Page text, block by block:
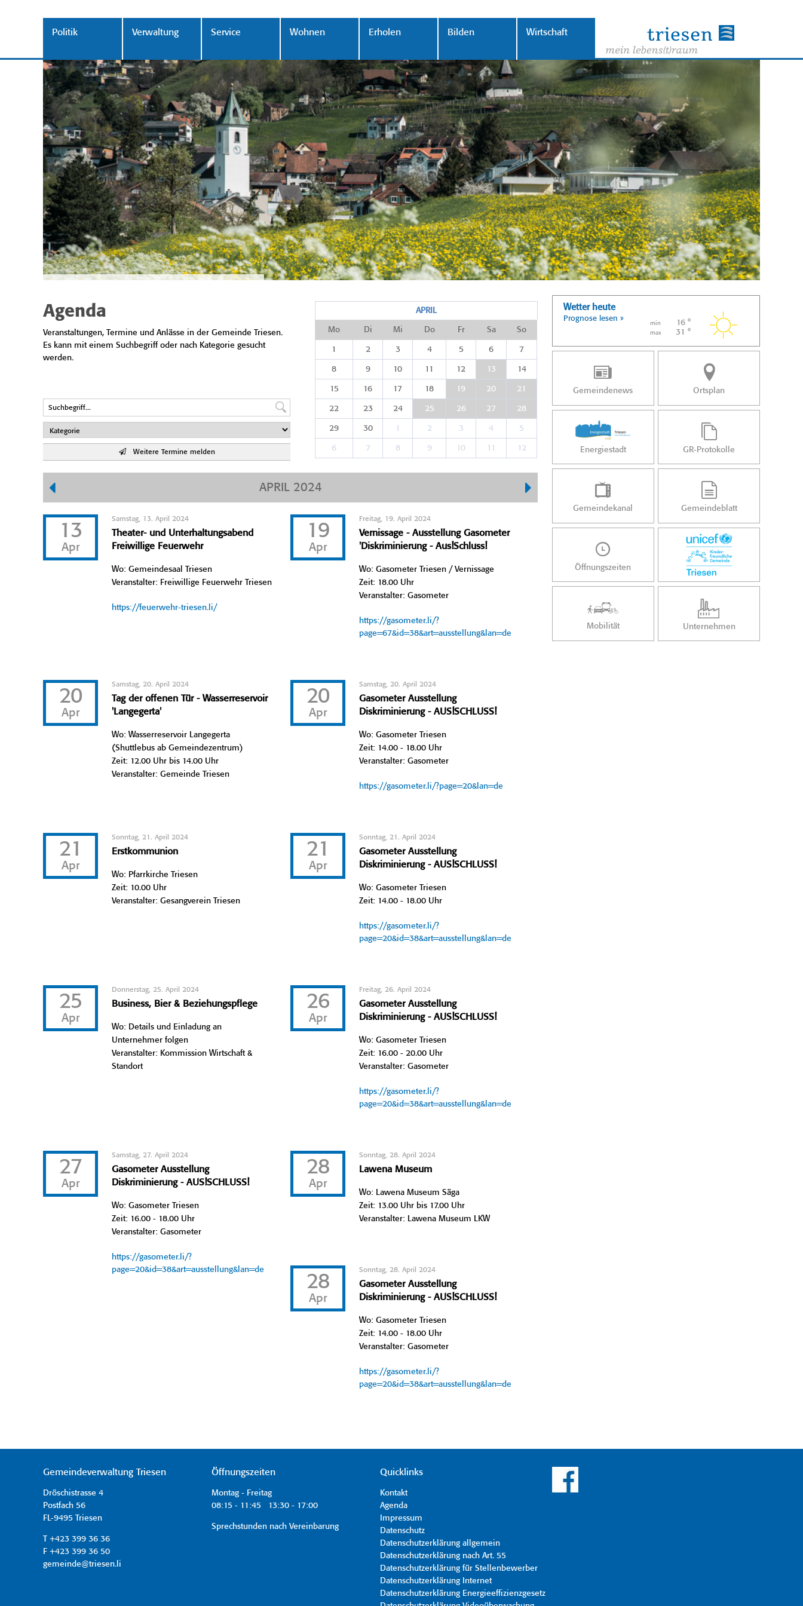
Politik Verwaltung Service Wohnen Erholen Bilden Wirtschaft
Agenda
Veranstaltungen, Termine und Anlässe in der Gemeinde Triesen.
Es kann mit einem Suchbegriff oder nach Kategorie gesucht
werden.
Weitere Termine melden
APRIL
Mo Di Mi Do Fr Sa So
1 2 3 4 5 6 7
8 9 10 11 12 13 14
15 16 17 18 19 20 21
22 23 24 25 26 27 28
29 30 1 2 3 4 5
6 7 8 9 10 11 12
APRIL 2024
13
Apr
Samstag, 13. April 2024
Theater- und Unterhaltungsabend
Freiwillige Feuerwehr
Wo: Gemeindesaal Triesen
Veranstalter: Freiwillige Feuerwehr Triesen
https://feuerwehr-triesen.li/
19
Apr
Freitag, 19. April 2024
Vernissage - Ausstellung Gasometer
'Diskriminierung - Aus!Schluss!
Wo: Gasometer Triesen / Vernissage
Zeit: 18.00 Uhr
Veranstalter: Gasometer
https://gasometer.li/?
page=67&id=38&art=ausstellung&lan=de
20
Apr
Samstag, 20. April 2024
Tag der offenen Tür - Wasserreservoir
'Langegerta'
Wo: Wasserreservoir Langegerta
(Shuttlebus ab Gemeindezentrum)
Zeit: 12.00 Uhr bis 14.00 Uhr
Veranstalter: Gemeinde Triesen
20
Apr
Samstag, 20. April 2024
Gasometer Ausstellung
Diskriminierung - AUS!SCHLUSS!
Wo: Gasometer Triesen
Zeit: 14.00 - 18.00 Uhr
Veranstalter: Gasometer
https://gasometer.li/?page=20&lan=de
21
Apr
Sonntag, 21. April 2024
Erstkommunion
Wo: Pfarrkirche Triesen
Zeit: 10.00 Uhr
Veranstalter: Gesangverein Triesen
21
Apr
Sonntag, 21. April 2024
Gasometer Ausstellung
Diskriminierung - AUS!SCHLUSS!
Wo: Gasometer Triesen
Zeit: 14.00 - 18.00 Uhr
https://gasometer.li/?
page=20&id=38&art=ausstellung&lan=de
25
Apr
Donnerstag, 25. April 2024
Business, Bier & Beziehungspflege
Wo: Details und Einladung an
Unternehmer folgen
Veranstalter: Kommission Wirtschaft &
Standort
26
Apr
Freitag, 26. April 2024
Gasometer Ausstellung
Diskriminierung - AUS!SCHLUSS!
Wo: Gasometer Triesen
Zeit: 16.00 - 20.00 Uhr
Veranstalter: Gasometer
https://gasometer.li/?
page=20&id=38&art=ausstellung&lan=de
27
Apr
Samstag, 27. April 2024
Gasometer Ausstellung
Diskriminierung - AUS!SCHLUSS!
Wo: Gasometer Triesen
Zeit: 16.00 - 18.00 Uhr
Veranstalter: Gasometer
https://gasometer.li/?
page=20&id=38&art=ausstellung&lan=de
28
Apr
Sonntag, 28. April 2024
Lawena Museum
Wo: Lawena Museum Säga
Zeit: 13.00 Uhr bis 17.00 Uhr
Veranstalter: Lawena Museum LKW
28
Apr
Sonntag, 28. April 2024
Gasometer Ausstellung
Diskriminierung - AUS!SCHLUSS!
Wo: Gasometer Triesen
Zeit: 14.00 - 18.00 Uhr
Veranstalter: Gasometer
https://gasometer.li/?
page=20&id=38&art=ausstellung&lan=de
Wetter heute
Prognose lesen »
min 16 °
max 31 °
Gemeindenews Ortsplan
Energiestadt GR-Protokolle
Gemeindekanal Gemeindeblatt
Öffnungszeiten
Mobilität Unternehmen
Gemeindeverwaltung Triesen
Dröschistrasse 4
Postfach 56
FL-9495 Triesen
T +423 399 36 36
F +423 399 36 50
gemeinde@triesen.li
Öffnungszeiten
Montag - Freitag
08:15 - 11:45 13:30 - 17:00
Sprechstunden nach Vereinbarung
Quicklinks
Kontakt
Agenda
Impressum
Datenschutz
Datenschutzerklärung allgemein
Datenschutzerklärung nach Art. 55
Datenschutzerklärung für Stellenbewerber
Datenschutzerklärung Internet
Datenschutzerklärung Energieeffizienzgesetz